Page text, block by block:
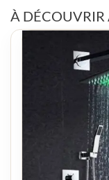
À DÉCOUVRIR